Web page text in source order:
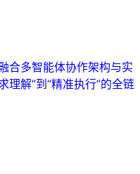
合多智能体协作架构与实
理解”到“精准执行”的全链